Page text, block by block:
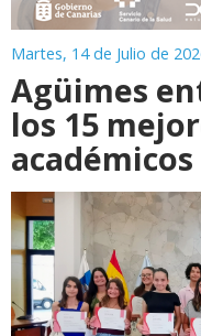
Martes, 14 de Julio de
Agüimes
los 15